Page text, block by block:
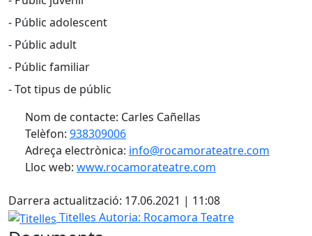
- Públic adolescent
- Públic adult
- Públic familiar
- Tot tipus de públic
Nom de contacte: Carles Cañellas
Telèfon: 938309006
Adreça electrònica: info@rocamorateatre.com
Lloc web: www.rocamorateatre.com
Darrera actualització: 17.06.2021 | 11:08
Titelles
Titelles Autoria: Rocamora Teatre